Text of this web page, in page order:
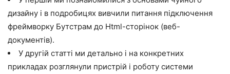
дизайну і в подробицях вивчили питання підключення
фреймворку Бутстрам до Html-сторінок (веб-
документів).
У другій статті ми детально і на конкретних
прикладах розглянули пристрій і роботу системи